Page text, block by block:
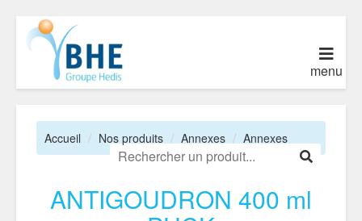
menu
Accueil Nos produits Annexes Annexes
ANTIGOUDRON 400 ml